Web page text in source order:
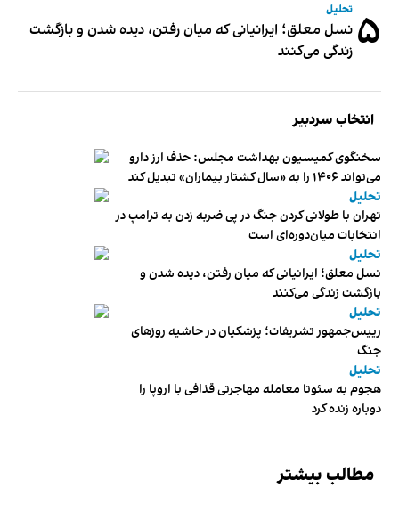
۵ تحلیل
نسل معلق؛ ایرانیانی که میان رفتن، دیده شدن و بازگشت
زندگی می‌کنند
انتخاب سردبیر
سخنگوی کمیسیون بهداشت مجلس: حذف ارز دارو
می‌تواند ۱۴۰۶ را به «سال کشتار بیماران» تبدیل کند
تحلیل
تهران با طولانی کردن جنگ در پی ضربه زدن به ترامپ در
انتخابات میان‌دوره‌ای است
تحلیل
نسل معلق؛ ایرانیانی که میان رفتن، دیده شدن و
بازگشت زندگی می‌کنند
تحلیل
رییس‌جمهور تشریفات؛ پزشکیان در حاشیه روزهای
جنگ
تحلیل
هجوم به سئوتا معامله مهاجرتی قذافی با اروپا را
دوباره زنده کرد
مطالب بیشتر